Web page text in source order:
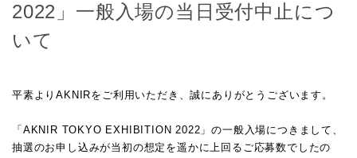
2022」一般入場の当日受付中止につ
いて
平素よりAKNIRをご利用いただき、誠にありがとうございます。
「AKNIR TOKYO EXHIBITION 2022」の一般入場につきまして、
抽選のお申し込みが当初の想定を遥かに上回るご応募数でしたの